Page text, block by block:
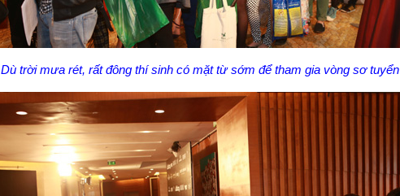
Dù trời mưa rét, rất đông thí sinh có mặt từ sớm để tham gia vòng sơ tuyển